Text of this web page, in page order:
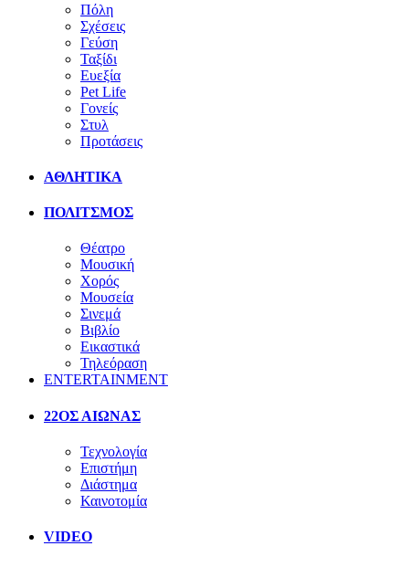
Πόλη
Σχέσεις
Γεύση
Ταξίδι
Ευεξία
Pet Life
Γονείς
Στυλ
Προτάσεις
ΑΘΛΗΤΙΚΑ
ΠΟΛΙΤΣΜΟΣ
Θέατρο
Μουσική
Χορός
Μουσεία
Σινεμά
Βιβλίο
Εικαστικά
Τηλεόραση
ENTERTAINMENT
22ΟΣ ΑΙΩΝΑΣ
Τεχνολογία
Επιστήμη
Διάστημα
Καινοτομία
VIDEO